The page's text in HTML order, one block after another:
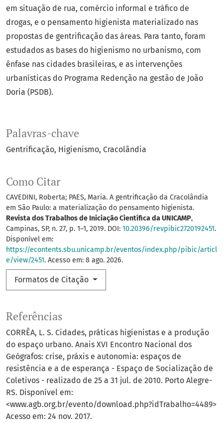
Palavras-chave
Gentrificação Higienismo Cracolândia
Como Citar
CAVEDINI, Roberta; PAES, Maria. A gentrificação da Cracolândia
em São Paulo: a materialização do pensamento higienista.
Revista dos Trabalhos de Iniciação Científica da UNICAMP,
Campinas, SP, n. 27, p. 1–1, 2019. DOI: 10.20396/revpibic2720192451.
Disponível em:
https://econtents.sbu.unicamp.br/eventos/index.php/pibic/articl
e/view/2451. Acesso em: 8 ago. 2026.
Formatos de Citação
em situação de rua, comércio informal e tráfico de
drogas, e o pensamento higienista materializado nas
propostas de gentrificação das áreas. Para tanto, foram
estudados as bases do higienismo no urbanismo, com
ênfase nas cidades brasileiras, e as intervenções
urbanísticas do Programa Redenção na gestão de João
Doria (PSDB).
Referências
CORRÊA, L. S. Cidades, práticas higienistas e a produção
do espaço urbano. Anais XVI Encontro Nacional dos
Geógrafos: crise, práxis e autonomia: espaços de
resistência e a de esperança - Espaço de Socialização de
Coletivos - realizado de 25 a 31 jul. de 2010. Porto Alegre-
RS. Disponível em:
<www.agb.org.br/evento/download.php?idTrabalho=4489>
Acesso em: 24 nov. 2017.